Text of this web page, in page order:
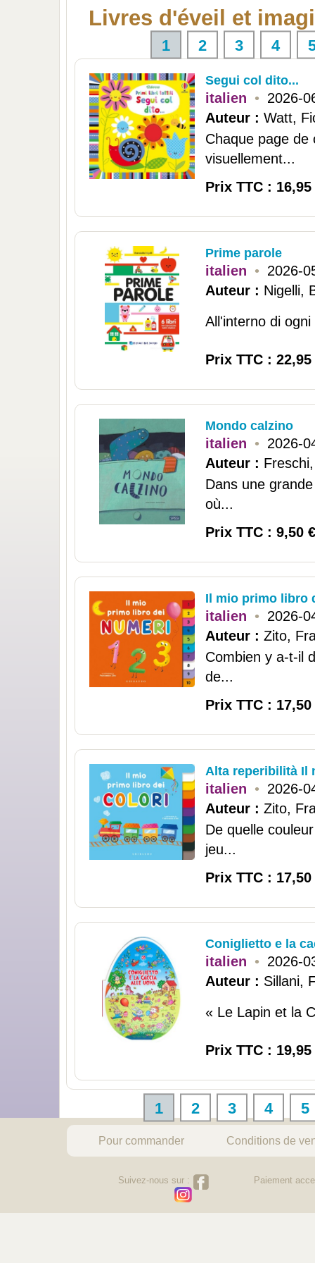
Livres d'éveil et
1 2 3 4
Segui col dito...
italien • 2026-
Auteur : Watt,
Chaque page
visuellement...
Prix TTC : 16,95
Prime parole
italien • 2026-
Auteur : Nigelli,
All'interno di
Prix TTC : 22,95
Mondo calzino
italien • 2026-
Auteur :
Dans une
où...
Prix TTC : 9,50 €
Il mio primo libro
italien • 2026-
Auteur : Zito,
Combien y a-t-il
de...
Prix TTC : 17,50
Alta reperibilità Il
italien • 2026-
Auteur : Zito,
De quelle
jeu...
Prix TTC : 17,50
Coniglietto e la
italien • 2026-
Auteur : Sillani,
« Le Lapin et la
Prix TTC : 19,95
1 2 3 4 5
Pour commander Conditions de
Suivez-nous sur : Paiement